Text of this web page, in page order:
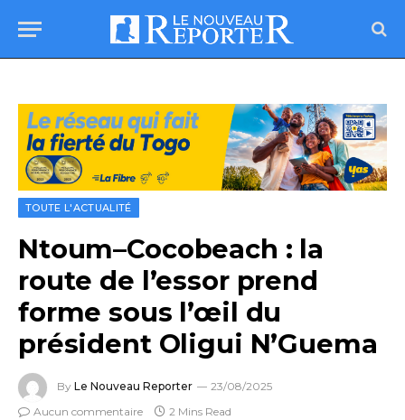
TOUTE L'ACTUALITÉ
Ntoum–Cocobeach : la
route de l’essor prend
forme sous l’œil du
président Oligui N’Guema
By Le Nouveau Reporter
23/08/2025
Aucun commentaire
2 Mins Read